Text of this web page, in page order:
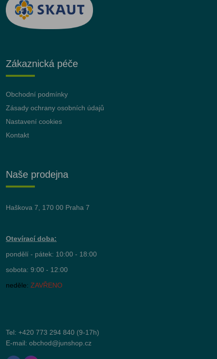
Zákaznická péče
Obchodní podmínky
Zásady ochrany osobních údajů
Nastavení cookies
Kontakt
Naše prodejna
Haškova 7, 170 00 Praha 7
Otevírací doba:
pondělí - pátek: 10:00 - 18:00
sobota: 9:00 - 12:00
neděle: ZAVŘENO
Tel: +420 773 294 840 (9-17h)
E-mail: obchod@junshop.cz